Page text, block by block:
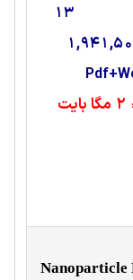
13
2 مگا بایت
Nanoparticle